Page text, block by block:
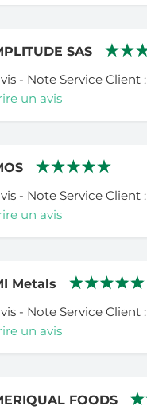
SAS
- Note Service Client :
un avis
- Note Service Client :
un avis
Metals
- Note Service Client :
un avis
FOODS